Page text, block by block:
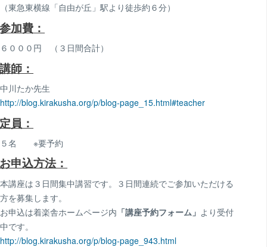
（東急東横線「自由が丘」駅より徒歩約６分）
参加費：
６０００円 （３日間合計）
講師：
中川たか先生
http://blog.kirakusha.org/p/blog-page_15.html#teacher
定員：
５名 ※要予約
お申込方法：
本講座は３日間集中講習です。３日間連続でご参加いただける
方を募集します。
お申込は着楽舎ホームページ内 「講座予約フォーム」 より受付
中です。
http://blog.kirakusha.org/p/blog-page_943.html